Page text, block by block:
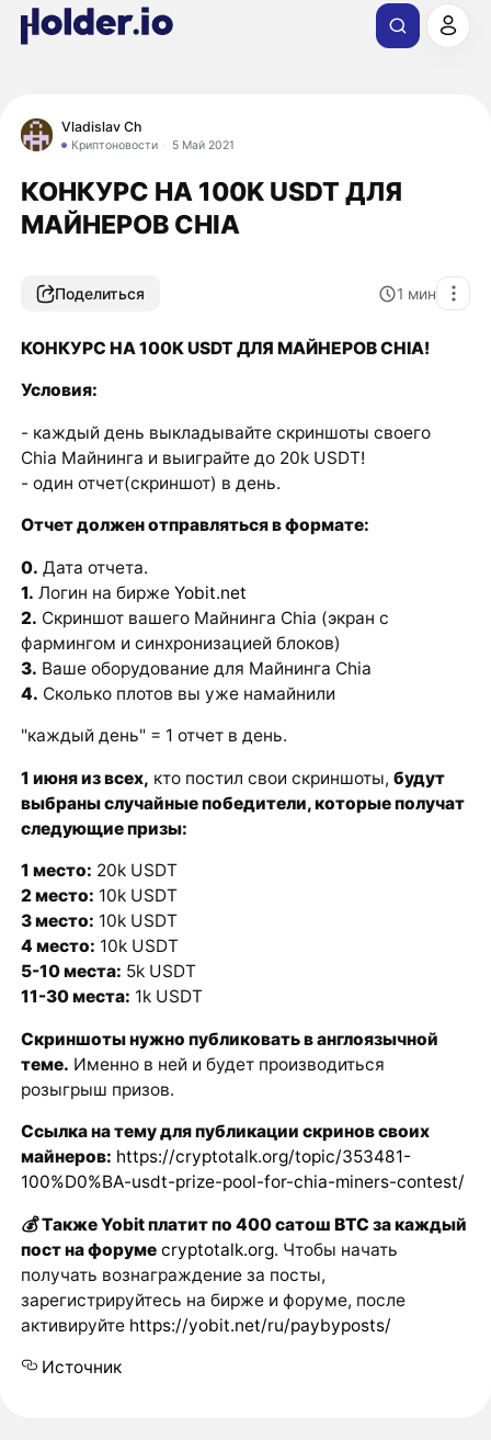
Vladislav Ch
Криптоновости 5 Май 2021
​​КОНКУРС НА 100K USDT ДЛЯ
МАЙНЕРОВ CHIA
Поделиться 1 мин
КОНКУРС НА 100K USDT ДЛЯ МАЙНЕРОВ CHIA!
Условия:
- каждый день выкладывайте скриншоты своего
Chia Майнинга и выиграйте до 20k USDT!
- один отчет(скриншот) в день.
Отчет должен отправляться в формате:
0. Дата отчета.
1. Логин на бирже Yobit.net
2. Скриншот вашего Майнинга Chia (экран с
фармингом и синхронизацией блоков)
3. Ваше оборудование для Майнинга Chia
4. Сколько плотов вы уже намайнили
"каждый день" = 1 отчет в день.
1 июня из всех, кто постил свои скриншоты, будут
выбраны случайные победители, которые получат
следующие призы:
1 место: 20k USDT
2 место: 10k USDT
3 место: 10k USDT
4 место: 10k USDT
5-10 места: 5k USDT
11-30 места: 1k USDT
Скриншоты нужно публиковать в англоязычной
теме. Именно в ней и будет производиться
розыгрыш призов.
Ссылка на тему для публикации скринов своих
майнеров: https://cryptotalk.org/topic/353481-
100%D0%BA-usdt-prize-pool-for-chia-miners-contest/
💰 Также Yobit платит по 400 сатош BTC за каждый
пост на форуме cryptotalk.org. Чтобы начать
получать вознаграждение за посты,
зарегистрируйтесь на бирже и форуме, после
активируйте https://yobit.net/ru/paybyposts/
Источник